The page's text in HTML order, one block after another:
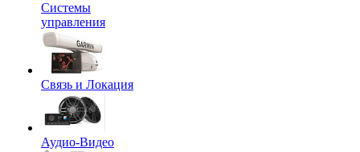
Системы
управления
Связь и Локация
Аудио-Видео